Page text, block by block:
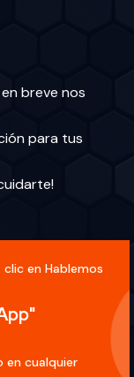
breve nos
para tus
clic en Hablemos
en cualquier